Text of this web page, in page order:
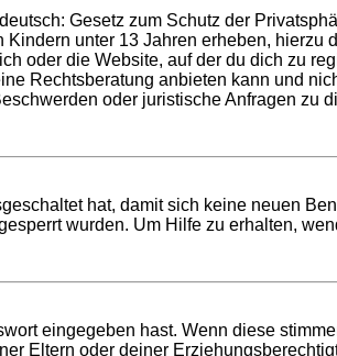
Gesetz zum Schutz der
unter 13 Jahren erheben,
oder die Website, auf der du dich zu
Rechtsberatung anbieten kann und
oder juristische Anfragen zu
hat, damit sich keine neuen
wurden. Um Hilfe zu erhalten,
eingegeben hast. Wenn diese
Eltern oder deiner